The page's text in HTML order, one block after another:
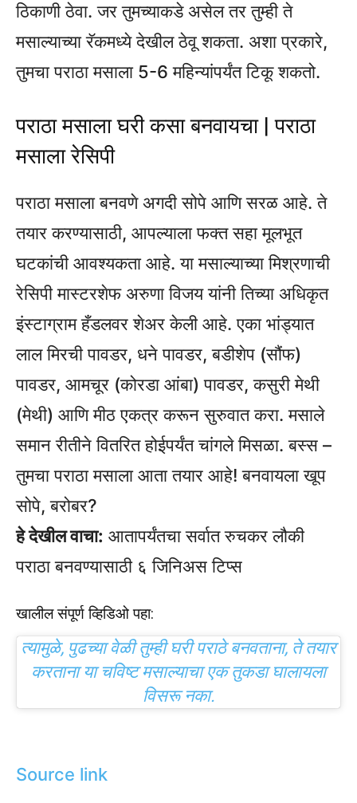
ठिकाणी ठेवा. जर तुमच्याकडे असेल तर तुम्ही ते
मसाल्याच्या रॅकमध्ये देखील ठेवू शकता. अशा प्रकारे,
तुमचा पराठा मसाला 5-6 महिन्यांपर्यंत टिकू शकतो.
पराठा मसाला घरी कसा बनवायचा | पराठा
मसाला रेसिपी
पराठा मसाला बनवणे अगदी सोपे आणि सरळ आहे. ते
तयार करण्यासाठी, आपल्याला फक्त सहा मूलभूत
घटकांची आवश्यकता आहे. या मसाल्याच्या मिश्रणाची
रेसिपी मास्टरशेफ अरुणा विजय यांनी तिच्या अधिकृत
इंस्टाग्राम हँडलवर शेअर केली आहे. एका भांड्यात
लाल मिरची पावडर, धने पावडर, बडीशेप (सौंफ)
पावडर, आमचूर (कोरडा आंबा) पावडर, कसुरी मेथी
(मेथी) आणि मीठ एकत्र करून सुरुवात करा. मसाले
समान रीतीने वितरित होईपर्यंत चांगले मिसळा. बस्स –
तुमचा पराठा मसाला आता तयार आहे! बनवायला खूप
सोपे, बरोबर?
हे देखील वाचा: आतापर्यंतचा सर्वात रुचकर लौकी
पराठा बनवण्यासाठी ६ जिनिअस टिप्स
खालील संपूर्ण व्हिडिओ पहा:
त्यामुळे, पुढच्या वेळी तुम्ही घरी पराठे बनवताना, ते तयार
करताना या चविष्ट मसाल्याचा एक तुकडा घालायला
विसरू नका.
Source link